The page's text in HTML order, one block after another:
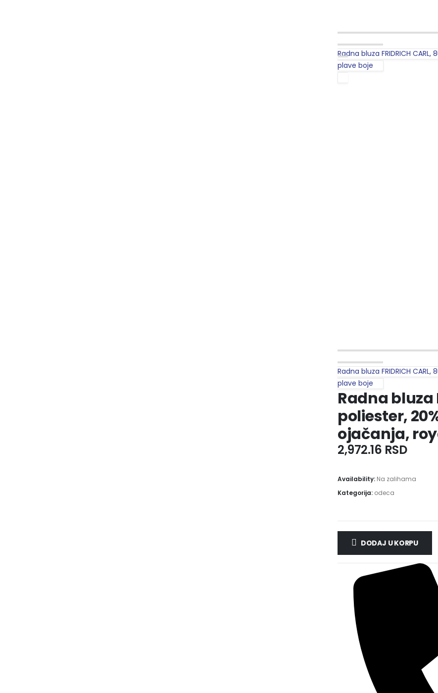
Radna bluza FRIDRICH
plave boje
Radna bluza FRIDRICH
plave boje
Radna bluza
poliester,
ojačanja,
2,972.16 RSD
Availability: Na zalihama
Kategorija: odeca
DODAJ U KORPU